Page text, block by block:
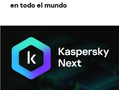
en todo el mundo